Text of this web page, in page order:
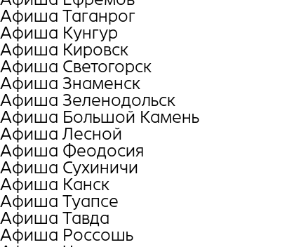
Афиша Таганрог
Афиша Кунгур
Афиша Кировск
Афиша Светогорск
Афиша Знаменск
Афиша Зеленодольск
Афиша Большой Камень
Афиша Лесной
Афиша Феодосия
Афиша Сухиничи
Афиша Канск
Афиша Туапсе
Афиша Тавда
Афиша Россошь